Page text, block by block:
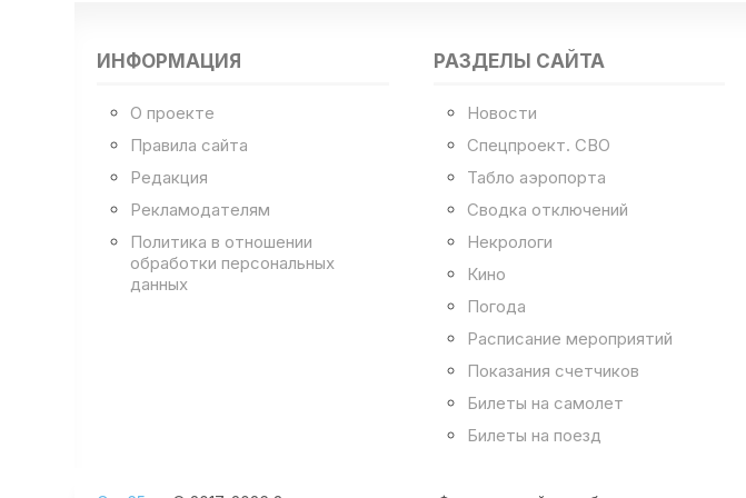
ИНФОРМАЦИЯ
О проекте
Правила сайта
Редакция
Рекламодателям
Политика в отношении
обработки персональных
данных
РАЗДЕЛЫ САЙТА
Новости
Спецпроект. СВО
Табло аэропорта
Сводка отключений
Некрологи
Кино
Погода
Расписание мероприятий
Показания счетчиков
Билеты на самолет
Билеты на поезд